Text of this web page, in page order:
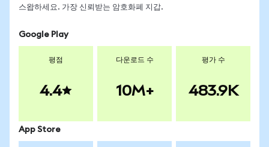
스왑하세요. 가장 신뢰받는 암호화폐 지갑.
Google Play
평점
4.4
다운로드 수
10M+
평가 수
483.9K
App Store